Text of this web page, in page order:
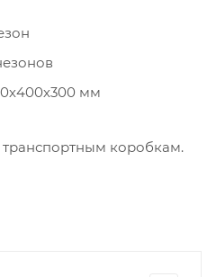
мм
транспортным коробкам.